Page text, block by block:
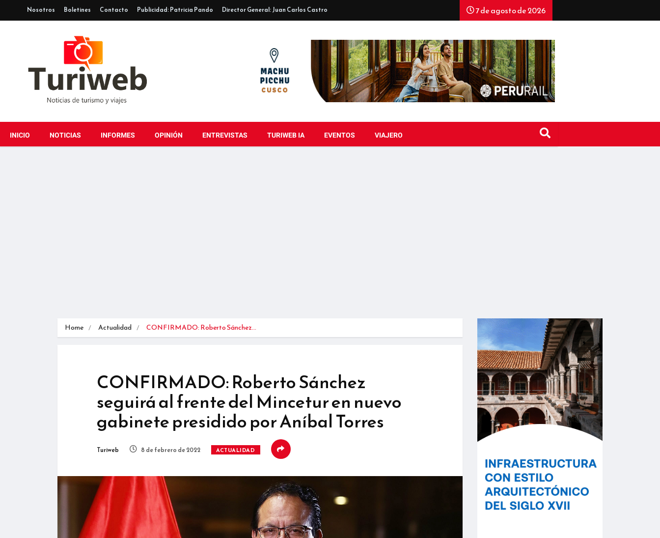
Nosotros Boletines Contacto Publicidad: Patricia Pando Director General: Juan Carlos Castro 7 de agosto de 2026
INICIO NOTICIAS INFORMES OPINIÓN ENTREVISTAS TURIWEB IA EVENTOS VIAJERO
Home Actualidad CONFIRMADO: Roberto Sánchez…
CONFIRMADO: Roberto Sánchez
seguirá al frente del Mincetur en nuevo
gabinete presidido por Aníbal Torres
Turiweb 8 de febrero de 2022 ACTUALIDAD